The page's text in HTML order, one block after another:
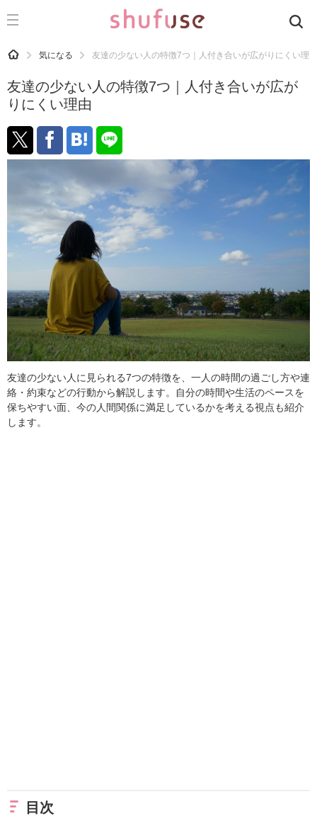
CATEGORY 記事カテゴリ
運気
洗濯
生活の知恵
掃除
マナー
趣味
食材辞典
おすすめ
HOME 気になる 友達の少ない人の特徴7つ｜人付き合いが広がりにくい理由
友達の少ない人の特徴7つ｜人付き合いが広が
りにくい理由
友達の少ない人に見られる7つの特徴を、一人の時間の過ごし方や連
絡・約束などの行動から解説します。自分の時間や生活のペースを
保ちやすい面、今の人間関係に満足しているかを考える視点も紹介
します。
目次